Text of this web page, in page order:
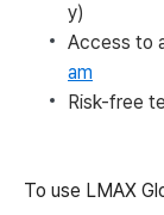
y)
Access to
am
Risk-free
To use LMAX